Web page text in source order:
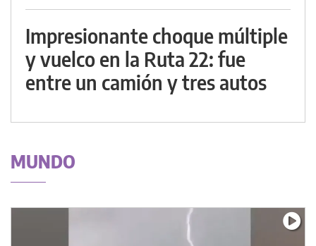
Impresionante choque múltiple
y vuelco en la Ruta 22: fue
entre un camión y tres autos
MUNDO